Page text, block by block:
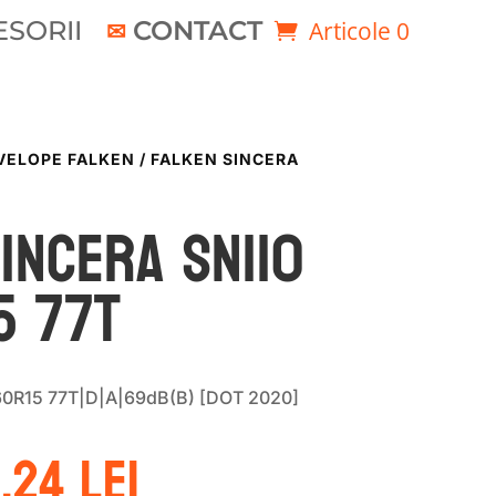
CONTACT Articole 0
FALKEN / FALKEN SINCERA
SN110
77T
77T|D|A|69dB(B) [DOT 2020]